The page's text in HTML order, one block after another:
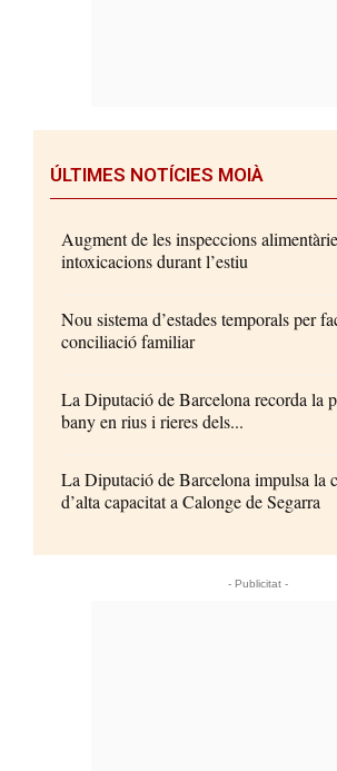
ÚLTIMES NOTÍCIES MOIÀ
Augment de les inspeccions
intoxicacions durant l’estiu
Nou sistema d’estades temporals per
conciliació familiar
La Diputació de Barcelona recorda la
bany en rius i rieres dels...
La Diputació de Barcelona impulsa la
d’alta capacitat a Calonge de Segarra
- Publicitat -